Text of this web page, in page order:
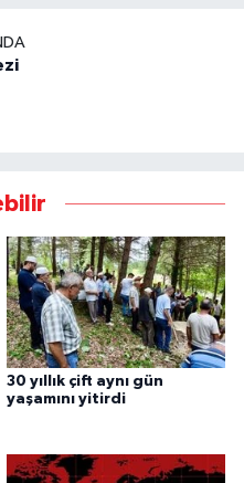
30 yıllık çift aynı gün
yaşamını yitirdi